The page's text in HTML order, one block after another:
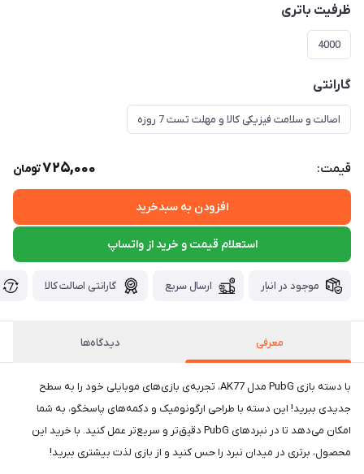
ظرفیت باتری
4000
گارانتی
اصالت و سلامت فیزیکی کالا و مهلت تست 7 روزه
قیمت: 725,000تومان
افزودن به سبدخرید
استعلام قیمت و خرید از واتساپ
موجود در انبار ارسال سریع گارانتی اصالت کالا
معرفی دیدگاه‌ها
با دسته بازی PubG مدل AK77، تجربه‌ی بازی‌های موبایلی خود را به سطح
جدیدی ببرید! این دسته با طراحی ارگونومیک و دکمه‌های پاسخگو، به شما
امکان می‌دهد تا در نبردهای PubG دقیق‌تر و سریع‌تر عمل کنید. با خرید این
محصول، برتری در میدان نبرد را حس کنید و از بازی لذت بیشتری ببرید!